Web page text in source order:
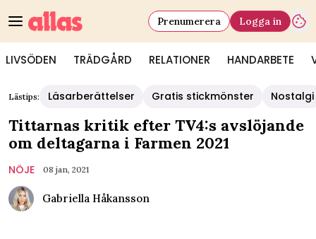
LIVSÖDEN TRÄDGÅRD RELATIONER HANDARBETE
Prenumerera Logga in
Lästips: Läsarberättelser Gratis stickmönster Nostalgi
Tittarnas kritik efter TV4:s avslöjande
om deltagarna i Farmen 2021
NÖJE 08 jan, 2021
Gabriella Håkansson